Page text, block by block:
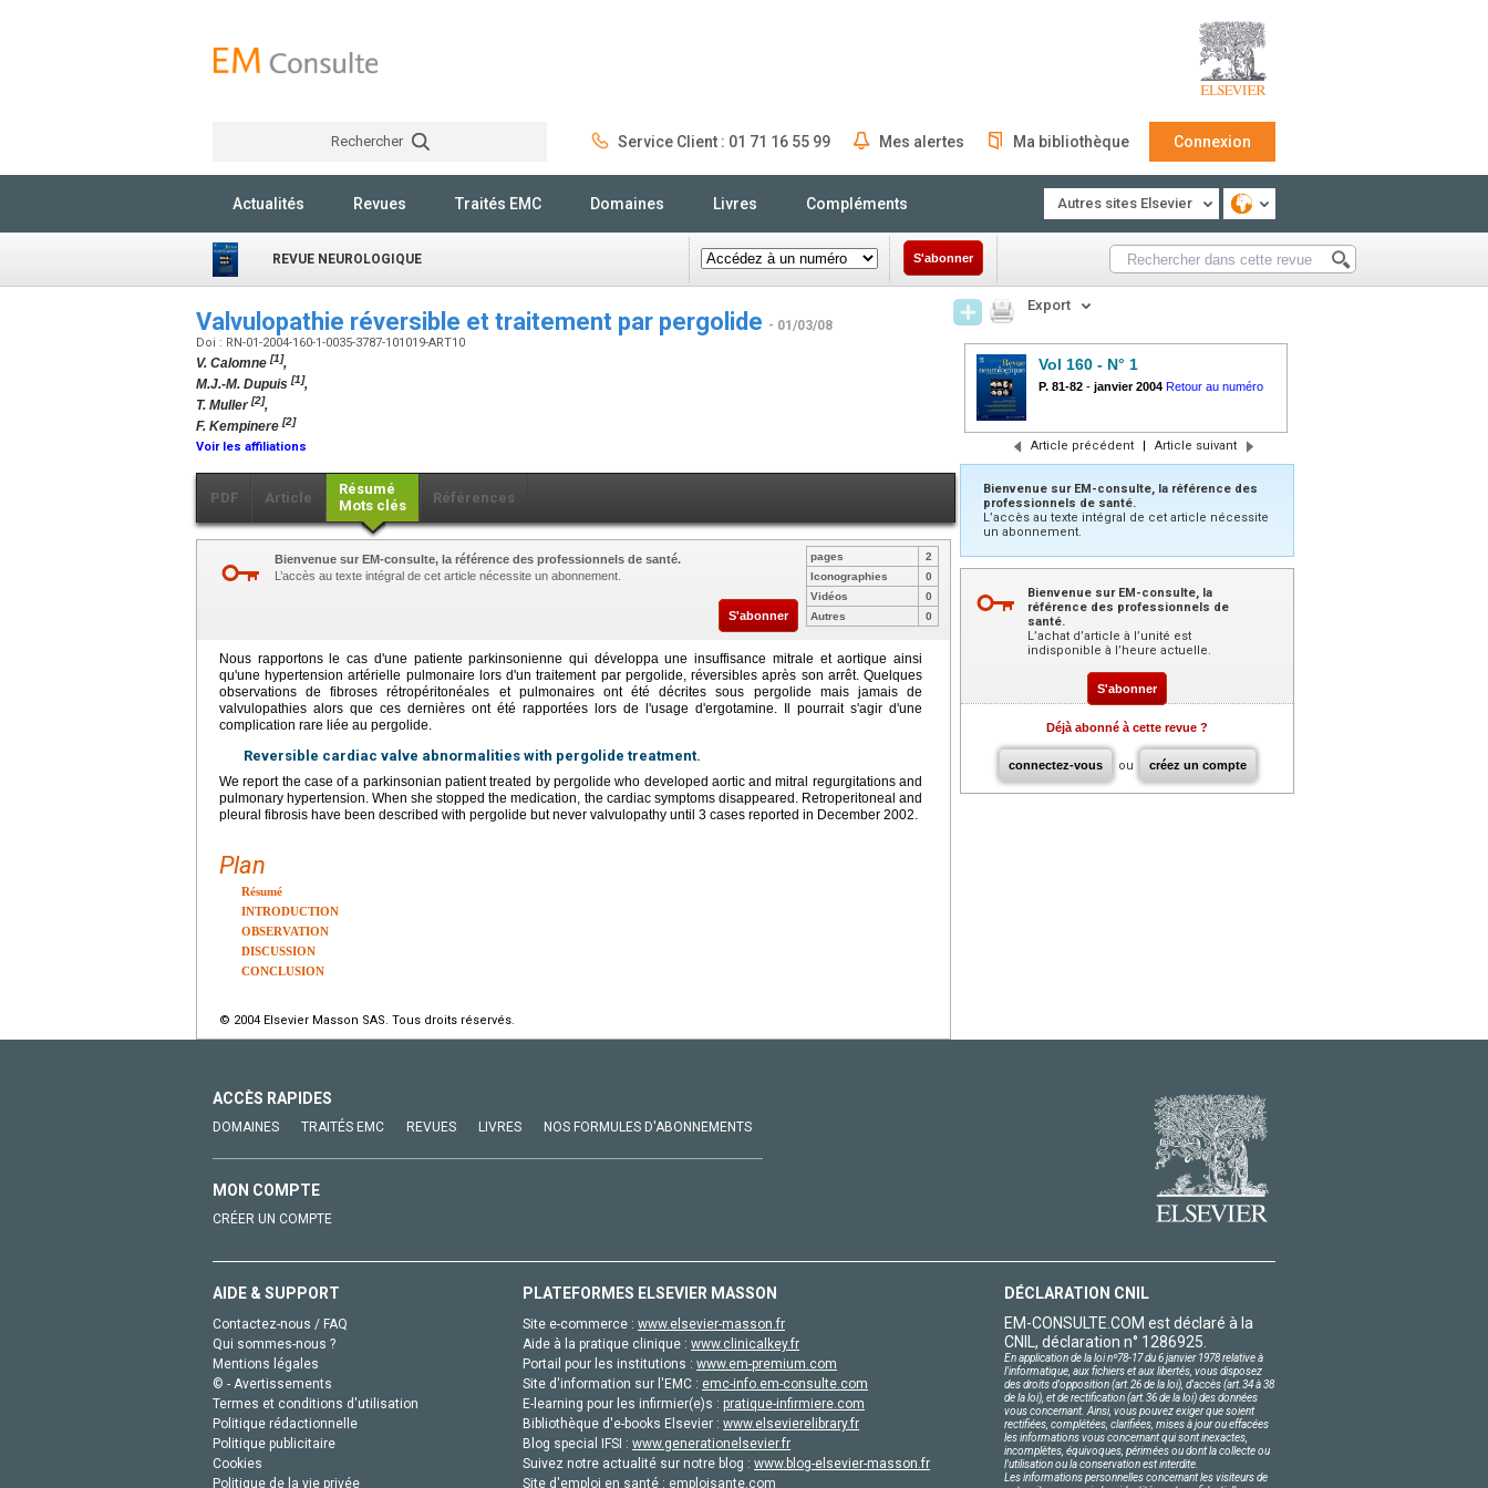
Rechercher Service Client : 01 71 16 55 99 Mes alertes Ma bibliothèque Connexion
Actualités Revues Traités EMC Domaines Livres Compléments Autres sites Elsevier
REVUE NEUROLOGIQUE S'abonner
Valvulopathie réversible et traitement par pergolide - 01/03/08
Doi : RN-01-2004-160-1-0035-3787-101019-ART10
V. Calomne [1],
M.J.-M. Dupuis [1],
T. Muller[2],
F. Kempinere [2]
Voir les affiliations
PDF Article
Résumé
Mots clés
Références
Bienvenue sur EM-consulte, la référence des professionnels de santé.
L’accès au texte intégral de cet article nécessite un abonnement.
S'abonner
pages
2
Iconographies
0
Vidéos
0
Autres
0
Nous rapportons le cas d'une patiente parkinsonienne qui développa une insuffisance mitrale et aortique ainsi
qu'une hypertension artérielle pulmonaire lors d'un traitement par pergolide, réversibles après son arrêt. Quelques
observations de fibroses rétropéritonéales et pulmonaires ont été décrites sous pergolide mais jamais de
valvulopathies alors que ces dernières ont été rapportées lors de l'usage d'ergotamine. Il pourrait s'agir d'une
complication rare liée au pergolide.
Reversible cardiac valve abnormalities with pergolide treatment.
We report the case of a parkinsonian patient treated by pergolide who developed aortic and mitral regurgitations and
pulmonary hypertension. When she stopped the medication, the cardiac symptoms disappeared. Retroperitoneal and
pleural fibrosis have been described with pergolide but never valvulopathy until 3 cases reported in December 2002.
Plan
Résumé
INTRODUCTION
OBSERVATION
DISCUSSION
CONCLUSION
© 2004 Elsevier Masson SAS. Tous droits réservés.
Export
Vol 160 - N° 1
P. 81-82 - janvier 2004 Retour au numéro
Article précédent | Article suivant
Bienvenue sur EM-consulte, la référence des
professionnels de santé.
L’accès au texte intégral de cet article nécessite
un abonnement.
Bienvenue sur EM-consulte, la
référence des professionnels de
santé.
L’achat d’article à l’unité est
indisponible à l’heure actuelle.
S'abonner
Déjà abonné à cette revue ?
connectez-vous ou créez un compte
ACCÈS RAPIDES
DOMAINES TRAITÉS EMC REVUES LIVRES NOS FORMULES D'ABONNEMENTS
MON COMPTE
CRÉER UN COMPTE
AIDE & SUPPORT
Contactez-nous / FAQ
Qui sommes-nous ?
Mentions légales
© - Avertissements
Termes et conditions d'utilisation
Politique rédactionnelle
Politique publicitaire
Cookies
Politique de la vie privée
PLATEFORMES ELSEVIER MASSON
Site e-commerce : www.elsevier-masson.fr
Aide à la pratique clinique : www.clinicalkey.fr
Portail pour les institutions : www.em-premium.com
Site d'information sur l'EMC : emc-info.em-consulte.com
E-learning pour les infirmier(e)s : pratique-infirmiere.com
Bibliothèque d'e-books Elsevier : www.elsevierelibrary.fr
Blog special IFSI : www.generationelsevier.fr
Suivez notre actualité sur notre blog : www.blog-elsevier-masson.fr
Site d'emploi en santé : emploisante.com
DÉCLARATION CNIL
EM-CONSULTE.COM est déclaré à la
CNIL, déclaration n° 1286925.
En application de la loi nº78-17 du 6 janvier 1978 relative à
l'informatique, aux fichiers et aux libertés, vous disposez
des droits d'opposition (art.26 de la loi), d'accès (art.34 à 38
de la loi), et de rectification (art.36 de la loi) des données
vous concernant. Ainsi, vous pouvez exiger que soient
rectifiées, complétées, clarifiées, mises à jour ou effacées
les informations vous concernant qui sont inexactes,
incomplètes, équivoques, périmées ou dont la collecte ou
l'utilisation ou la conservation est interdite.
Les informations personnelles concernant les visiteurs de